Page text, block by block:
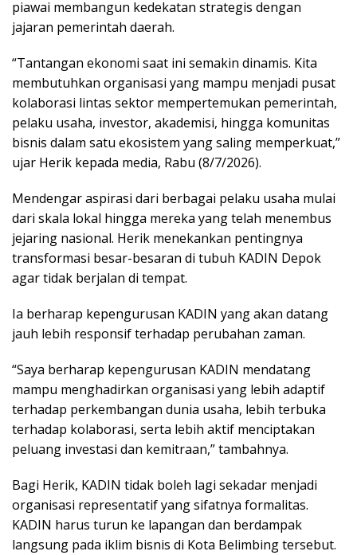
piawai membangun kedekatan strategis dengan
jajaran pemerintah daerah.
“Tantangan ekonomi saat ini semakin dinamis. Kita
membutuhkan organisasi yang mampu menjadi pusat
kolaborasi lintas sektor mempertemukan pemerintah,
pelaku usaha, investor, akademisi, hingga komunitas
bisnis dalam satu ekosistem yang saling memperkuat,”
ujar Herik kepada media, Rabu (8/7/2026).
Mendengar aspirasi dari berbagai pelaku usaha mulai
dari skala lokal hingga mereka yang telah menembus
jejaring nasional. Herik menekankan pentingnya
transformasi besar-besaran di tubuh KADIN Depok
agar tidak berjalan di tempat.
Ia berharap kepengurusan KADIN yang akan datang
jauh lebih responsif terhadap perubahan zaman.
“Saya berharap kepengurusan KADIN mendatang
mampu menghadirkan organisasi yang lebih adaptif
terhadap perkembangan dunia usaha, lebih terbuka
terhadap kolaborasi, serta lebih aktif menciptakan
peluang investasi dan kemitraan,” tambahnya.
Bagi Herik, KADIN tidak boleh lagi sekadar menjadi
organisasi representatif yang sifatnya formalitas.
KADIN harus turun ke lapangan dan berdampak
langsung pada iklim bisnis di Kota Belimbing tersebut.